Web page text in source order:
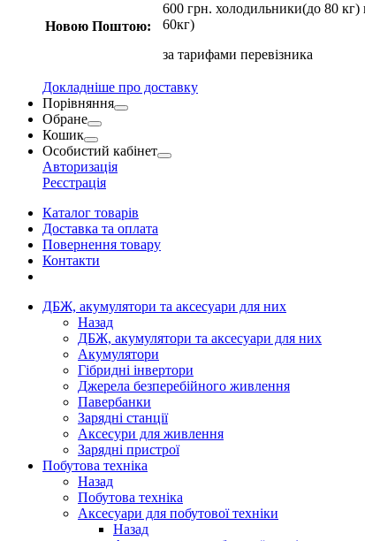
Новою Поштою:
600 грн. холодильники(до 80 кг)
60кг)
за тарифами перевізника
Докладніше про доставку
Порівняння
Обране
Кошик
Особистий кабінет
Авторизація
Реєстрація
Каталог товарів
Доставка та оплата
Повернення товару
Контакти
ДБЖ, акумулятори та аксесуари для них
Назад
ДБЖ, акумулятори та аксесуари для них
Акумулятори
Гібридні інвертори
Джерела безперебійного живлення
Павербанки
Зарядні станції
Аксесури для живлення
Зарядні пристрої
Побутова техніка
Назад
Побутова техніка
Аксесуари для побутової техніки
Назад